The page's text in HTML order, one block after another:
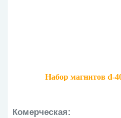
Набор магнитов d-
Комерческая: